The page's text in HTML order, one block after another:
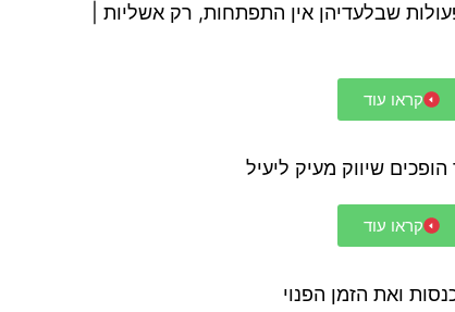
ההתפתחות האישית - 2 פעולות שבלעדיהן אין התפתחות, רק אשליות |
קראו עוד
קראו עוד
ואת הזמן הפנוי